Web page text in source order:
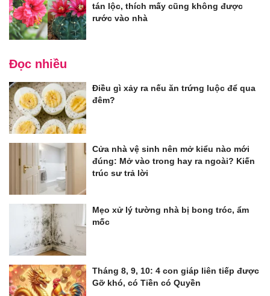
tán lộc, thích mấy cũng không được
rước vào nhà
Đọc nhiều
Điều gì xảy ra nếu ăn trứng luộc để qua
đêm?
Cửa nhà vệ sinh nên mở kiểu nào mới
đúng: Mở vào trong hay ra ngoài? Kiến
trúc sư trả lời
Mẹo xử lý tường nhà bị bong tróc, ẩm
mốc
Tháng 8, 9, 10: 4 con giáp liên tiếp được
Gỡ khó, có Tiền có Quyền